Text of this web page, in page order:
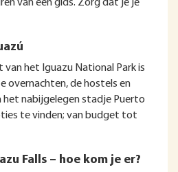
van een gids. Zorg dat je je
van het Iguazu National Park is
overnachten, de hostels en
het nabijgelegen stadje Puerto
te vinden; van budget tot
Falls – hoe kom je er?